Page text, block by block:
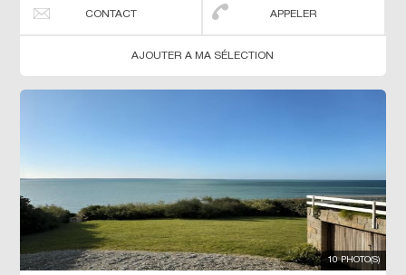
CONTACT APPELER
AJOUTER A MA SÉLECTION
10 PHOTO(S)